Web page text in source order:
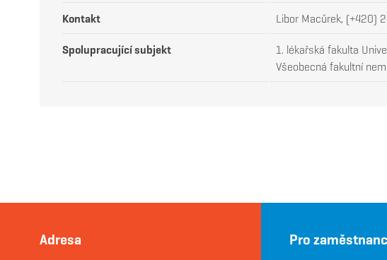
Kontakt Libor Macůrek, (+420)
Spolupracující subjekt
1. lékařská fakulta
Všeobecná fakultní
Adresa Pro